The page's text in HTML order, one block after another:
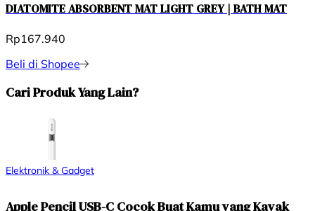
DIATOMITE ABSORBENT MAT LIGHT GREY | BATH MAT
Rp167.940
Beli di Shopee
Cari Produk Yang Lain?
Elektronik & Gadget
Apple Pencil USB-C Cocok Buat Kamu yang Kayak